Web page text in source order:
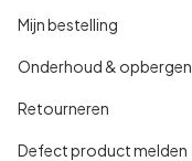
Mijn bestelling
Onderhoud & opbergen
Retourneren
Defect product melden